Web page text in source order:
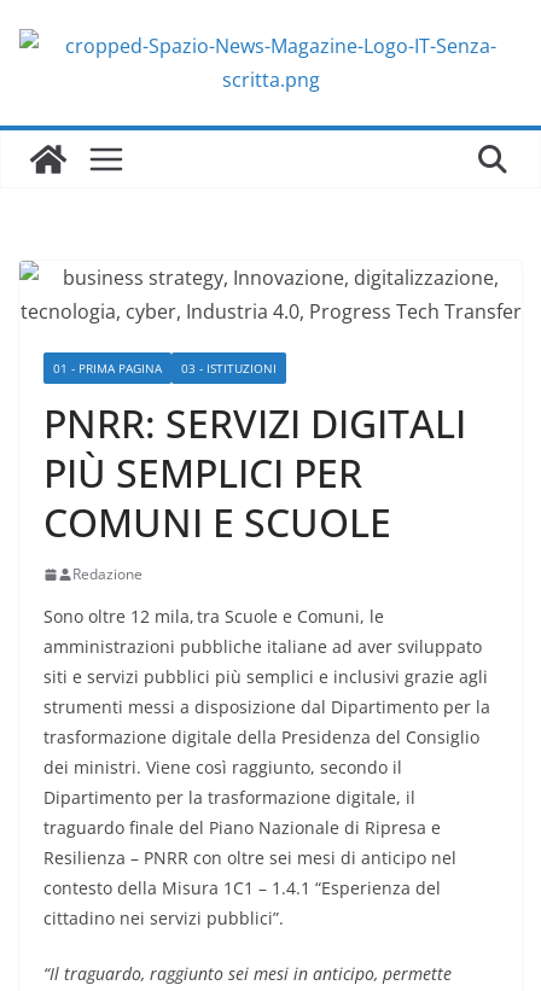
01 - PRIMA PAGINA 03 - ISTITUZIONI
PNRR: SERVIZI DIGITALI
PIÙ SEMPLICI PER
COMUNI E SCUOLE
Redazione
Sono oltre 12 mila, tra Scuole e Comuni, le
amministrazioni pubbliche italiane ad aver sviluppato
siti e servizi pubblici più semplici e inclusivi grazie agli
strumenti messi a disposizione dal Dipartimento per la
trasformazione digitale della Presidenza del Consiglio
dei ministri. Viene così raggiunto, secondo il
Dipartimento per la trasformazione digitale, il
traguardo finale del Piano Nazionale di Ripresa e
Resilienza – PNRR con oltre sei mesi di anticipo nel
contesto della Misura 1C1 – 1.4.1 “Esperienza del
cittadino nei servizi pubblici”.
“Il traguardo, raggiunto sei mesi in anticipo, permette